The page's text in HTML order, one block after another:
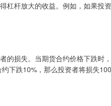
杠杆放大的收益。例如，如果投资
的损失。当期货合约价格下跌时，
下跌10%，那么投资者将损失100